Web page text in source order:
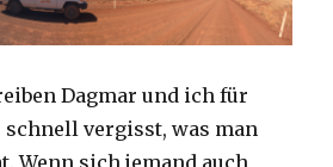
Dagmar und ich für
schnell vergisst, was man